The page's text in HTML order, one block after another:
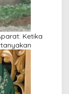
Ketika